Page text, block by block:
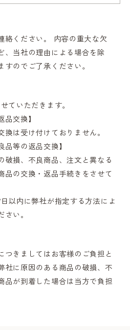
絡ください。 内容の重大な欠
、当社の理由による場合を除
のでご了承ください。
ていただきます。
品交換】
は受け付けておりません。
品等の返品交換】
破損、不良商品、注文と異なる
品の交換・返品手続きをさせて
以内に弊社が指定する方法によ
い。
つきましてはお客様のご負担と
社に原因のある商品の破損、不
品が到着した場合は当方で負担